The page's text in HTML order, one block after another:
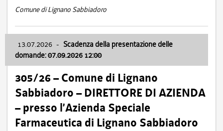
Comune di Lignano Sabbiadoro
13.07.2026 - Scadenza della presentazione delle
domande: 07.09.2026 12:00
305/26 – Comune di Lignano
Sabbiadoro – DIRETTORE DI AZIENDA
– presso l’Azienda Speciale
Farmaceutica di Lignano Sabbiadoro